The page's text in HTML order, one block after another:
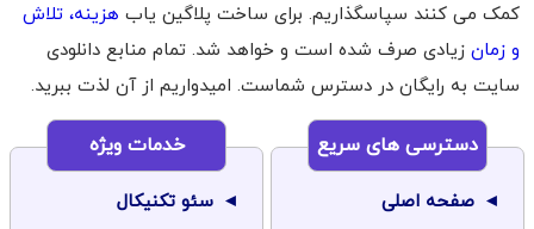
کمک می کنند سپاسگذاریم. برای ساخت پلاگین یاب هزینه، تلاش
و زمان زیادی صرف شده است و خواهد شد. تمام منابع دانلودی
سایت به رایگان در دسترس شماست. امیدواریم از آن لذت ببرید.
دسترسی های سریع
صفحه اصلی
خدمات ویژه
سئو تکنیکال